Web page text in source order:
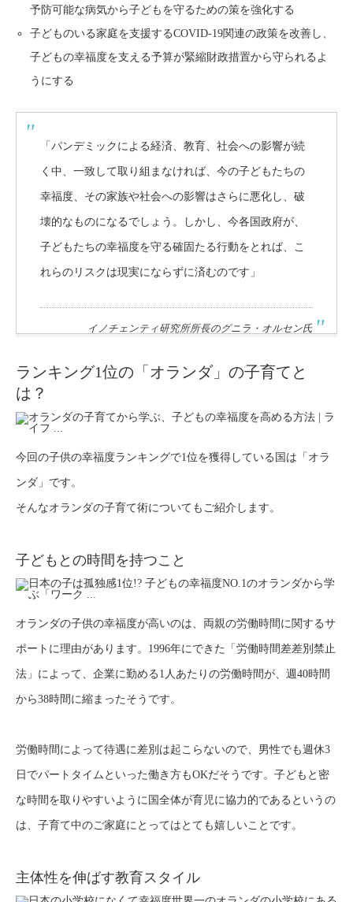
予防可能な病気から子どもを守るための策を強化する
子どものいる家庭を支援するCOVID-19関連の政策を改善し、
子どもの幸福度を支える予算が緊縮財政措置から守られるよ
うにする
「パンデミックによる経済、教育、社会への影響が続
く中、一致して取り組まなければ、今の子どもたちの
幸福度、その家族や社会への影響はさらに悪化し、破
壊的なものになるでしょう。しかし、今各国政府が、
子どもたちの幸福度を守る確固たる行動をとれば、こ
れらのリスクは現実にならずに済むのです」
イノチェンティ研究所所長のグニラ・オルセン氏
ランキング1位の「オランダ」の子育てと
は？
今回の子供の幸福度ランキングで1位を獲得している国は「オラ
ンダ」です。
そんなオランダの子育て術についてもご紹介します。
子どもとの時間を持つこと
オランダの子供の幸福度が高いのは、両親の労働時間に関するサ
ポートに理由があります。1996年にできた「労働時間差差別禁止
法」によって、企業に勤める1人あたりの労働時間が、週40時間
から38時間に縮まったそうです。
労働時間によって待遇に差別は起こらないので、男性でも週休3
日でパートタイムといった働き方もOKだそうです。子どもと密
な時間を取りやすいように国全体が育児に協力的であるというの
は、子育て中のご家庭にとってはとても嬉しいことです。
主体性を伸ばす教育スタイル